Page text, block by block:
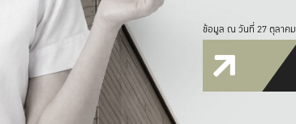
ข้อมูล ณ วันที่ 27 ตุลาค